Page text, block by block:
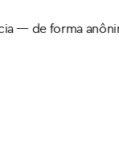
— de forma